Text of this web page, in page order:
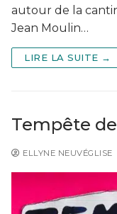
autour de la
Jean Moulin…
LIRE LA SUITE →
Tempête
ELLYNE NEUVÉGLISE